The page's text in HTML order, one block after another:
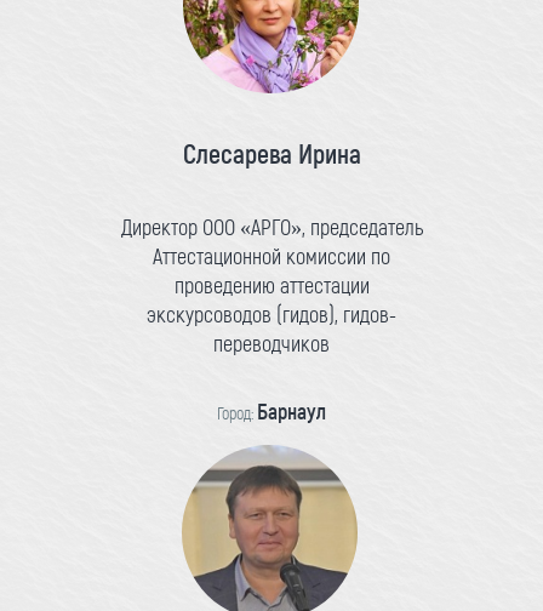
Слесарева Ирина
Директор ООО «АРГО», председатель
Аттестационной комиссии по
проведению аттестации
экскурсоводов (гидов), гидов-
переводчиков
Город: Барнаул